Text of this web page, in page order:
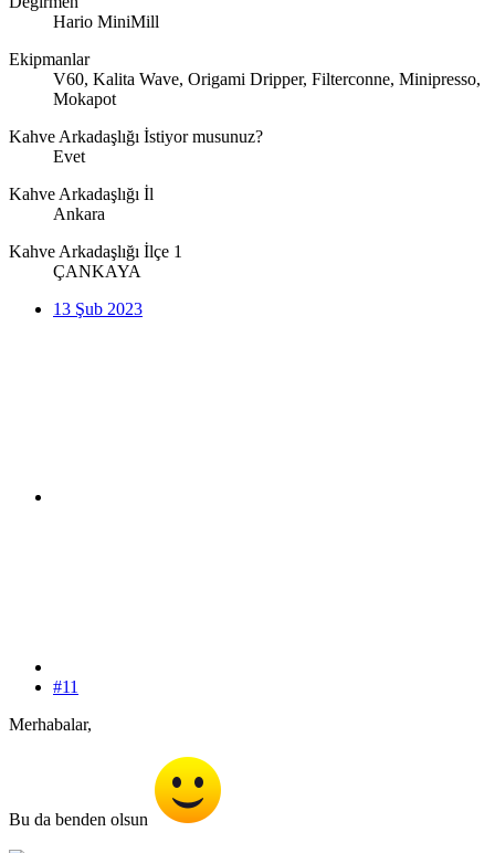
Hario MiniMill
Ekipmanlar
V60, Kalita Wave, Origami Dripper, Filterconne, Minipresso,
Mokapot
Kahve Arkadaşlığı İstiyor musunuz?
Evet
Kahve Arkadaşlığı İl
Ankara
Kahve Arkadaşlığı İlçe 1
ÇANKAYA
13 Şub 2023
#11
Merhabalar,
Bu da benden olsun